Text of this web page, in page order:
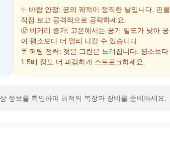
✨ 바람 안정: 공의 궤적이 정직한 날입니다. 핀을
직접 보고 공격적으로 공략하세요.
🥵 비거리 증가: 고온에서는 공기 밀도가 낮아 공
이 평소보다 더 멀리 나갈 수 있습니다.
☔ 퍼팅 전략: 젖은 그린은 느려집니다. 평소보다
1.5배 정도 더 과감하게 스트로크하세요.
정보를 확인하여 최적의 복장과 장비를 준비하세요.